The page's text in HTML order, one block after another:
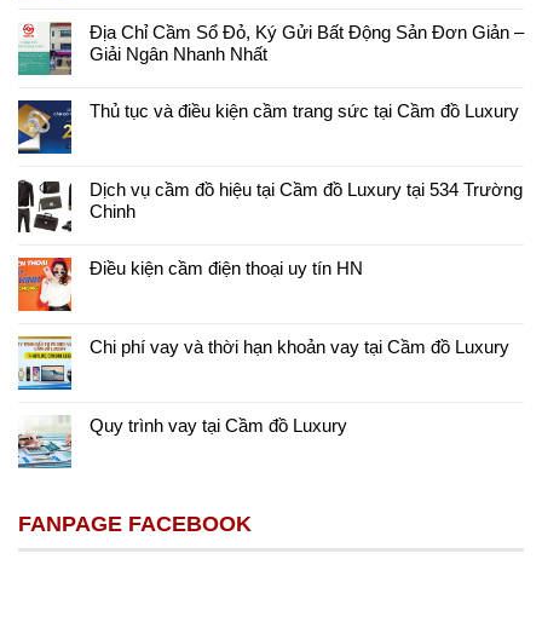
Địa Chỉ Cầm Sổ Đỏ, Ký Gửi Bất Động Sản Đơn Giản –
Giải Ngân Nhanh Nhất
Thủ tục và điều kiện cầm trang sức tại Cầm đồ Luxury
Dịch vụ cầm đồ hiệu tại Cầm đồ Luxury tại 534 Trường
Chinh
Điều kiện cầm điện thoại uy tín HN
Chi phí vay và thời hạn khoản vay tại Cầm đồ Luxury
Quy trình vay tại Cầm đồ Luxury
FANPAGE FACEBOOK